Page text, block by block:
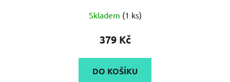
Skladem (1 ks)
379 Kč
DO KOŠÍKU